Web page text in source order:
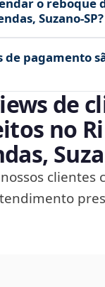
o reboque
Suzano‑SP?
de pagamento
de
no
clientes